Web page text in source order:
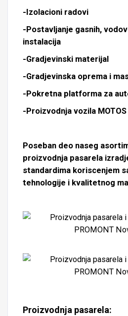
-Izolacioni radovi
-Postavljanje gasnih,
instalacija
-Gradjevinski materijal
-Gradjevinska oprema i
-Pokretna platforma za
-Proizvodnja vozila MOTOS
Poseban deo naseg
proizvodnja pasarela
standardima koriscenjem
tehnologije i kvalitetnog
Proizvodnja pasarela: